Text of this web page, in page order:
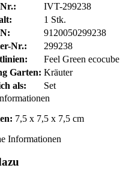
IVT-299238
1 Stk.
9120050299238
Nr.:
299238
Feel Green ecocube
Garten: Kräuter
als:
Set
7,5 x 7,5 x 7,5 cm
Informationen